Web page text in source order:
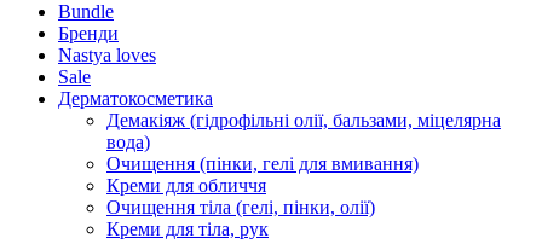
Bundle
Бренди
Nastya loves
Sale
Дерматокосметика
Демакіяж (гідрофільні олії, бальзами, міцелярна
вода)
Очищення (пінки, гелі для вмивання)
Креми для обличчя
Очищення тіла (гелі, пінки, олії)
Креми для тіла, рук